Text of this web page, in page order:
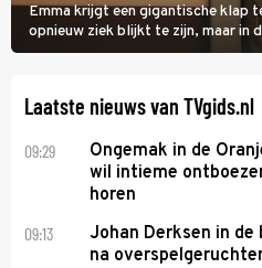
Emma krijgt een gigantische klap
opnieuw ziek blijkt te zijn, maar in
Ik Dans laat ze zien dat ze niet
Laatste nieuws van TVgids.nl
09:29
Ongemak in de
wil intieme
horen
09:13
Johan Derksen in de
na